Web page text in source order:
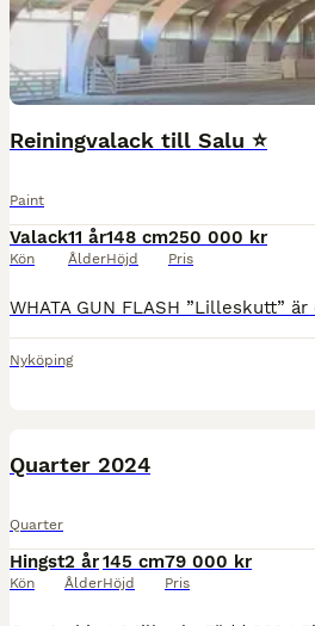
Reiningvalack till Salu ⭐️
Paint
Valack
Kön
11 år
Ålder
148 cm
Höjd
250 000 kr
Pris
Nyköping
Quarter 2024
Quarter
Hingst
Kön
2 år
Ålder
145 cm
Höjd
79 000 kr
Pris